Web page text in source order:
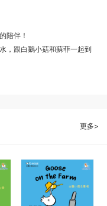
陪伴！
，跟白鵝小菇和蘇菲一起到
更多>